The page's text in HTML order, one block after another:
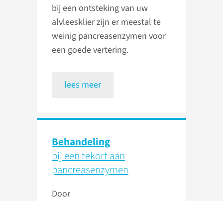
bij een ontsteking van uw
alvleesklier zijn er meestal te
weinig pancreasenzymen voor
een goede vertering.
lees meer
Behandeling
bij een tekort aan
pancreas­enzymen
Door